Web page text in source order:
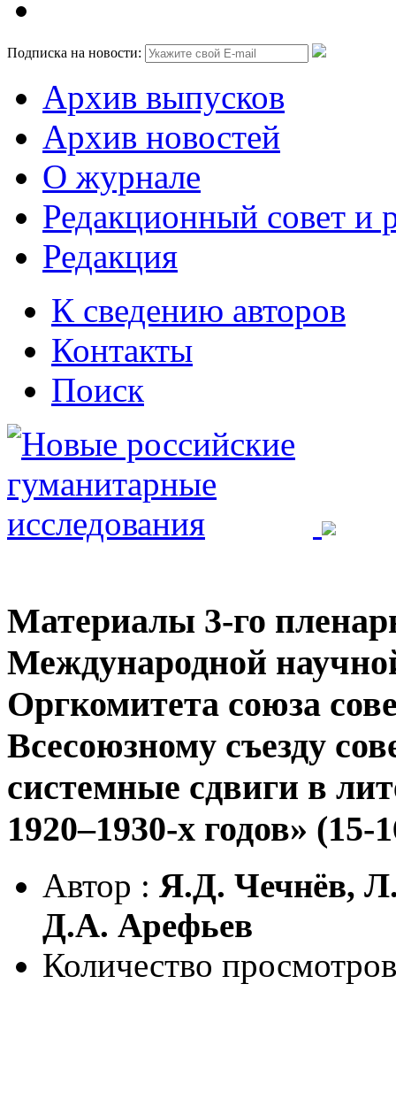
Подписка на новости:
Архив выпусков
Архив новостей
О журнале
Редакционный совет и
Редакция
К сведению авторов
Контакты
Поиск
Материалы 3-го
Международной
Оргкомитета союза
Всесоюзному съезду
системные сдвиги в
1920–1930-х годов» (15-
Автор : Я.Д. Чечнёв,
Д.А. Арефьев
Количество